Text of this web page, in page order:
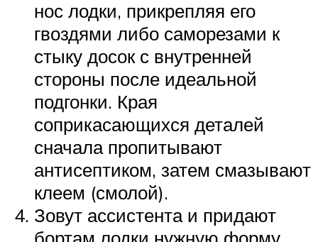
нос лодки, прикрепляя его
гвоздями либо саморезами к
стыку досок с внутренней
стороны после идеальной
подгонки. Края
соприкасающихся деталей
сначала пропитывают
антисептиком, затем смазывают
клеем (смолой).
Зовут ассистента и придают
бортам лодки нужную форму,